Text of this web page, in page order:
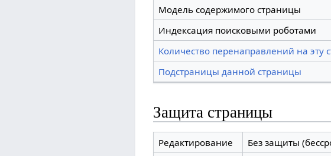
Модель содержимого страницы
Индексация поисковыми роботами
Количество перенаправлений на эту
Подстраницы данной страницы
Защита страницы
Редактирование
Без защиты